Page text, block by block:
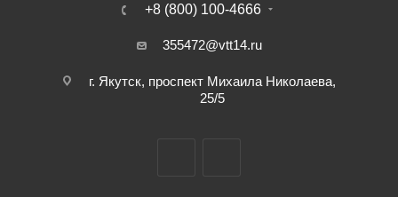
+8 (800) 100-4666
355472@vtt14.ru
г. Якутск, проспект Михаила Николаева,
25/5